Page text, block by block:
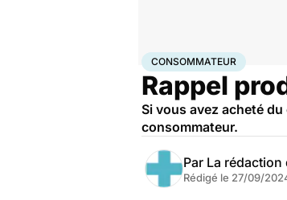
AccueilSantéConsommateur
CONSOMMATEUR
Rappel
Si vous avez acheté
consommateur.
Par La rédaction
Rédigé le 27/09/